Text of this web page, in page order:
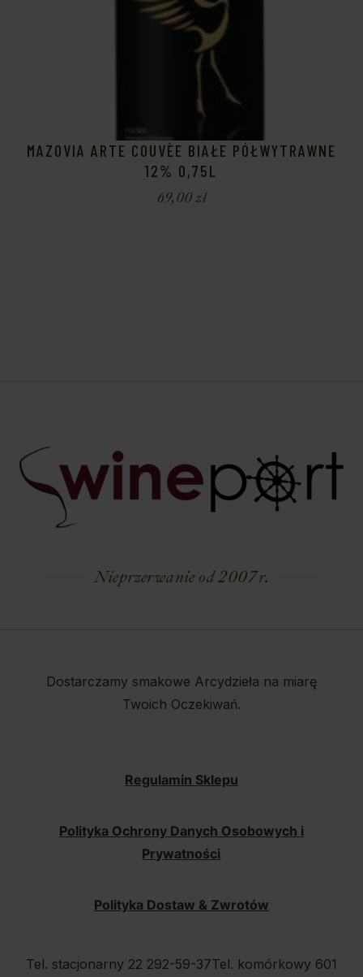
MAZOVIA ARTE COUVÈE BIAŁE PÓŁWYTRAWNE
12% 0,75L
69,00zł
Nieprzerwanie od 2007 r.
Dostarczamy smakowe Arcydzieła na miarę
Twoich Oczekiwań.
Regulamin Sklepu
Polityka Ochrony Danych Osobowych i
Prywatności
Polityka Dostaw & Zwrotów
Tel. stacjonarny 22 292-59-37Tel. komórkowy 601